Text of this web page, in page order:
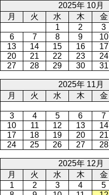
2025年 10月
月
火 水 木 金
1
2 3
6
7 8 9 10
13
14 15 16 17
20
21 22 23 24
27
28 29 30 31
2025年 11月
月
火 水 木 金
3
4 5 6 7
10
11 12 13 14
17
18 19 20 21
24
25 26 27 28
2025年 12月
月
火 水 木 金
1
2 3 4 5